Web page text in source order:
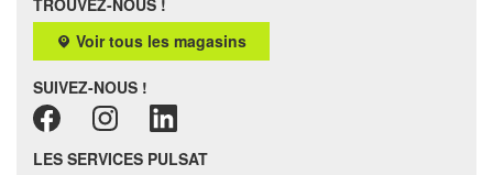
TROUVEZ-NOUS !
Voir tous les magasins
SUIVEZ-NOUS !
LES SERVICES PULSAT